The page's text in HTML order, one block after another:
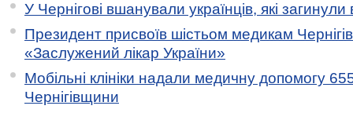
У Чернігові вшанували українців, які загинули
Президент присвоїв шістьом медикам
«Заслужений лікар України»
Мобільні клініки надали медичну допомогу
Чернігівщини